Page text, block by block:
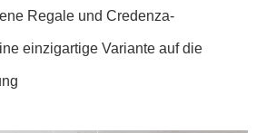
Regale und Credenza-
einzigartige Variante auf die